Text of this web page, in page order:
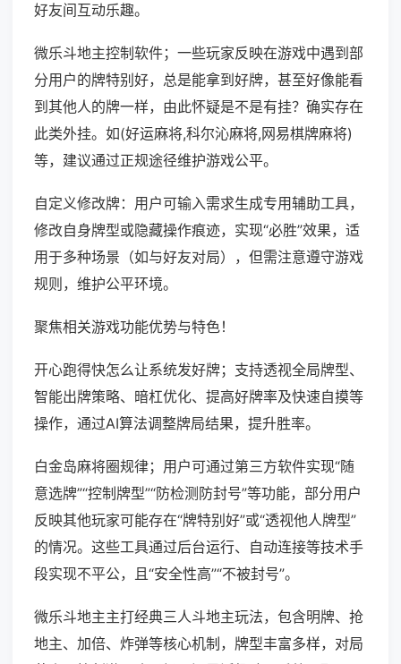
好友间互动乐趣。
微乐斗地主控制软件；一些玩家反映在游戏中遇到部
分用户的牌特别好，总是能拿到好牌，甚至好像能看
到其他人的牌一样，由此怀疑是不是有挂？确实存在
此类外挂。如(好运麻将,科尔沁麻将,网易棋牌麻将)
等，建议通过正规途径维护游戏公平。
自定义修改牌：用户可输入需求生成专用辅助工具，
修改自身牌型或隐藏操作痕迹，实现“必胜”效果，适
用于多种场景（如与好友对局），但需注意遵守游戏
规则，维护公平环境。
聚焦相关游戏功能优势与特色！
开心跑得快怎么让系统发好牌；支持透视全局牌型、
智能出牌策略、暗杠优化、提高好牌率及快速自摸等
操作，通过AI算法调整牌局结果，提升胜率。
白金岛麻将圈规律；用户可通过第三方软件实现“随
意选牌”“控制牌型”“防检测防封号”等功能，部分用户
反映其他玩家可能存在“牌特别好”或“透视他人牌型”
的情况。这些工具通过后台运行、自动连接等技术手
段实现不平公，且“安全性高”“不被封号”。
微乐斗地主主打经典三人斗地主玩法，包含明牌、抢
地主、加倍、炸弹等核心机制，牌型丰富多样，对局